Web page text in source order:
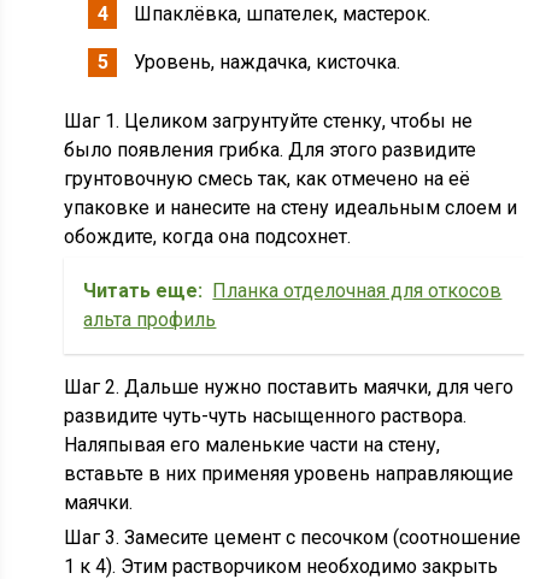
Шпаклёвка, шпателек, мастерок.
Уровень, наждачка, кисточка.
Шаг 1. Целиком загрунтуйте стенку, чтобы не
было появления грибка. Для этого развидите
грунтовочную смесь так, как отмечено на её
упаковке и нанесите на стену идеальным слоем и
обождите, когда она подсохнет.
Читать еще: Планка отделочная для откосов
альта профиль
Шаг 2. Дальше нужно поставить маячки, для чего
развидите чуть-чуть насыщенного раствора.
Наляпывая его маленькие части на стену,
вставьте в них применяя уровень направляющие
маячки.
Шаг 3. Замесите цемент с песочком (соотношение
1 к 4). Этим растворчиком необходимо закрыть